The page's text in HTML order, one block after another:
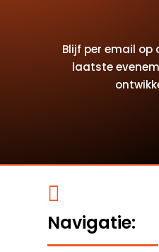
Blijf per email
laatste

Navigatie: